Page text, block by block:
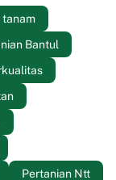
tanam
Bantul
Pertanian Ntt